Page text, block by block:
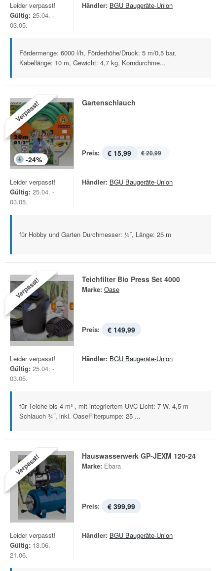
Leider verpasst!
Gültig: 25.04. -
03.05.
Händler: BGU Baugeräte-Union
Fördermenge: 6000 l/h, Förderhöhe/Druck: 5 m/0,5 bar,
Kabellänge: 10 m, Gewicht: 4,7 kg, Korndurchme...
Verpasst!
-24%
Gartenschlauch
Preis: € 15,99 € 20,99
Leider verpasst!
Gültig: 25.04. -
03.05.
Händler: BGU Baugeräte-Union
für Hobby und Garten Durchmesser: ½˝, Länge: 25 m
Verpasst! Teichfilter Bio Press Set 4000
Marke: Oase
Preis: € 149,99
Leider verpasst!
Gültig: 25.04. -
03.05.
Händler: BGU Baugeräte-Union
für Teiche bis 4 m³ , mit integriertem UVC-Licht: 7 W, 4,5 m
Schlauch ¾˝, inkl. OaseFilterpumpe: 25 ...
Verpasst! Hauswasserwerk GP-JEXM 120-24
Marke: Ebara
Preis: € 399,99
Leider verpasst!
Gültig: 13.06. -
21.06.
Händler: BGU Baugeräte-Union